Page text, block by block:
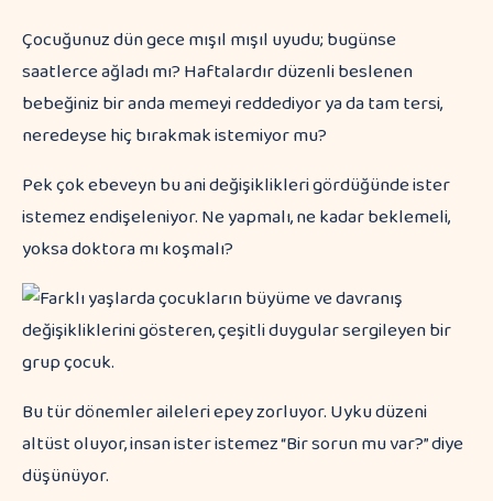
Çocuğunuz dün gece mışıl mışıl uyudu; bugünse
saatlerce ağladı mı? Haftalardır düzenli beslenen
bebeğiniz bir anda memeyi reddediyor ya da tam tersi,
neredeyse hiç bırakmak istemiyor mu?
Pek çok ebeveyn bu ani değişiklikleri gördüğünde ister
istemez endişeleniyor. Ne yapmalı, ne kadar beklemeli,
yoksa doktora mı koşmalı?
Bu tür dönemler aileleri epey zorluyor. Uyku düzeni
altüst oluyor, insan ister istemez “Bir sorun mu var?” diye
düşünüyor.